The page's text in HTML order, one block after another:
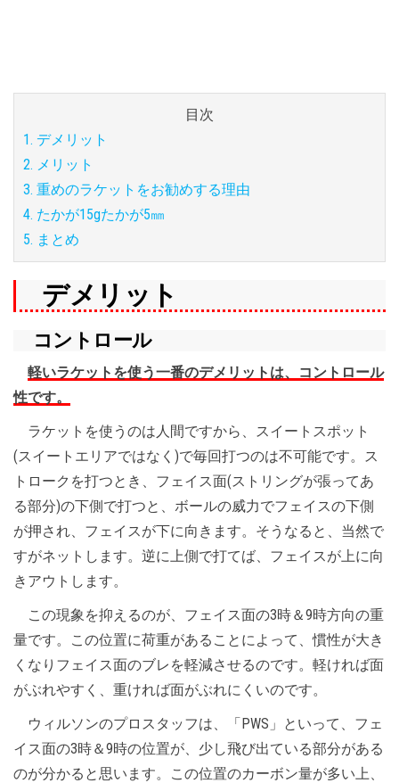
目次
1. デメリット
2. メリット
3. 重めのラケットをお勧めする理由
4. たかが15gたかが5㎜
5. まとめ
デメリット
コントロール
軽いラケットを使う一番のデメリットは、コントロール
性です。
ラケットを使うのは人間ですから、スイートスポット
(スイートエリアではなく)で毎回打つのは不可能です。ス
トロークを打つとき、フェイス面(ストリングが張ってあ
る部分)の下側で打つと、ボールの威力でフェイスの下側
が押され、フェイスが下に向きます。そうなると、当然で
すがネットします。逆に上側で打てば、フェイスが上に向
きアウトします。
この現象を抑えるのが、フェイス面の3時＆9時方向の重
量です。この位置に荷重があることによって、慣性が大き
くなりフェイス面のブレを軽減させるのです。軽ければ面
がぶれやすく、重ければ面がぶれにくいのです。
ウィルソンのプロスタッフは、「PWS」といって、フェ
イス面の3時＆9時の位置が、少し飛び出ている部分がある
のが分かると思います。この位置のカーボン量が多い上、